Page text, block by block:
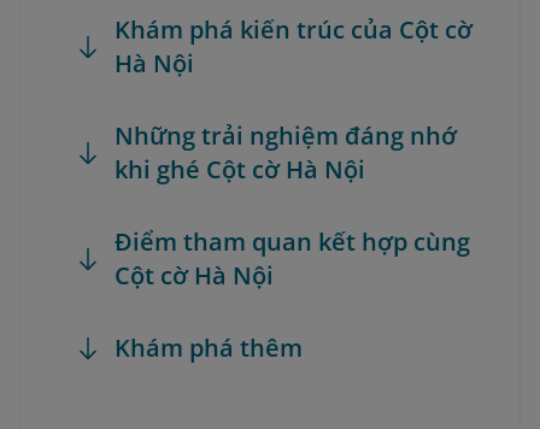
Khám phá kiến trúc của Cột cờ
Hà Nội
Những trải nghiệm đáng nhớ
khi ghé Cột cờ Hà Nội
Điểm tham quan kết hợp cùng
Cột cờ Hà Nội
Khám phá thêm